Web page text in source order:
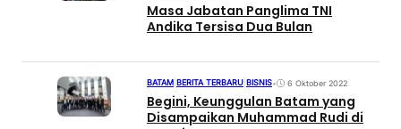
Masa Jabatan Panglima TNI
Andika Tersisa Dua Bulan
BATAM BERITA TERBARU BISNIS• 6 Oktober 2022
Begini, Keunggulan Batam yang
Disampaikan Muhammad Rudi di